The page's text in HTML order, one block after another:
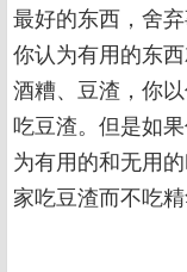
最好的东西，舍
你认为有用的东
酒糟、豆渣，你
吃豆渣。但是如
为有用的和无用
家吃豆渣而不吃精